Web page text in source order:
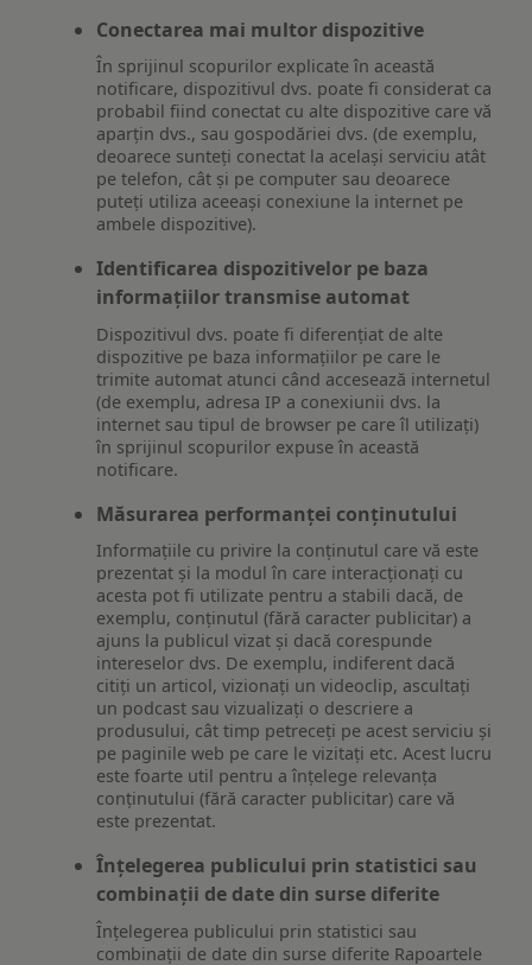
Conectarea mai multor dispozitive
În sprijinul scopurilor explicate în această
notificare, dispozitivul dvs. poate fi considerat ca
probabil fiind conectat cu alte dispozitive care vă
aparțin dvs., sau gospodăriei dvs. (de exemplu,
deoarece sunteți conectat la același serviciu atât
pe telefon, cât și pe computer sau deoarece
puteți utiliza aceeași conexiune la internet pe
ambele dispozitive).
Identificarea dispozitivelor pe baza
informațiilor transmise automat
Dispozitivul dvs. poate fi diferențiat de alte
dispozitive pe baza informațiilor pe care le
trimite automat atunci când accesează internetul
(de exemplu, adresa IP a conexiunii dvs. la
internet sau tipul de browser pe care îl utilizați)
în sprijinul scopurilor expuse în această
notificare.
Măsurarea performanței conținutului
Informațiile cu privire la conținutul care vă este
prezentat și la modul în care interacționați cu
acesta pot fi utilizate pentru a stabili dacă, de
exemplu, conținutul (fără caracter publicitar) a
ajuns la publicul vizat și dacă corespunde
intereselor dvs. De exemplu, indiferent dacă
citiți un articol, vizionați un videoclip, ascultați
un podcast sau vizualizați o descriere a
produsului, cât timp petreceți pe acest serviciu și
pe paginile web pe care le vizitați etc. Acest lucru
este foarte util pentru a înțelege relevanța
conținutului (fără caracter publicitar) care vă
este prezentat.
Înțelegerea publicului prin statistici sau
combinații de date din surse diferite
Înțelegerea publicului prin statistici sau
combinații de date din surse diferite Rapoartele